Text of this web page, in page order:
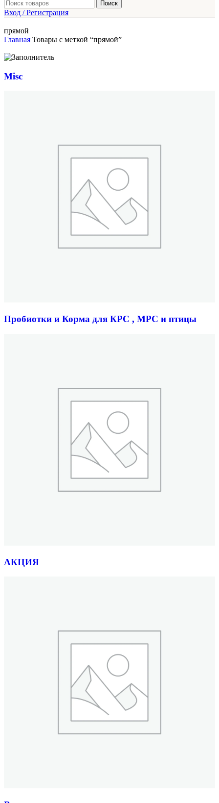
Поиск
Вход / Регистрация
прямой
Главная Товары с меткой “прямой”
Misc
Пробиотки и Корма для КРС , МРС и птицы
АКЦИЯ